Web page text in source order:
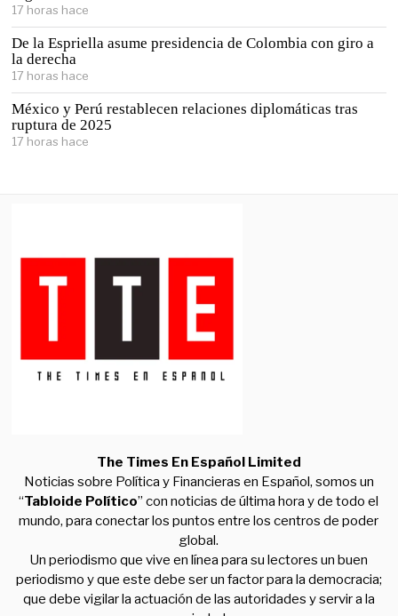
17 horas hace
De la Espriella asume presidencia de Colombia con giro a
la derecha
17 horas hace
México y Perú restablecen relaciones diplomáticas tras
ruptura de 2025
17 horas hace
The Times En Español Limited
Noticias sobre Política y Financieras en Español, somos un
“Tabloide Político” con noticias de última hora y de todo el
mundo, para conectar los puntos entre los centros de poder
global.
Un periodismo que vive en línea para su lectores un buen
periodismo y que este debe ser un factor para la democracia;
que debe vigilar la actuación de las autoridades y servir a la